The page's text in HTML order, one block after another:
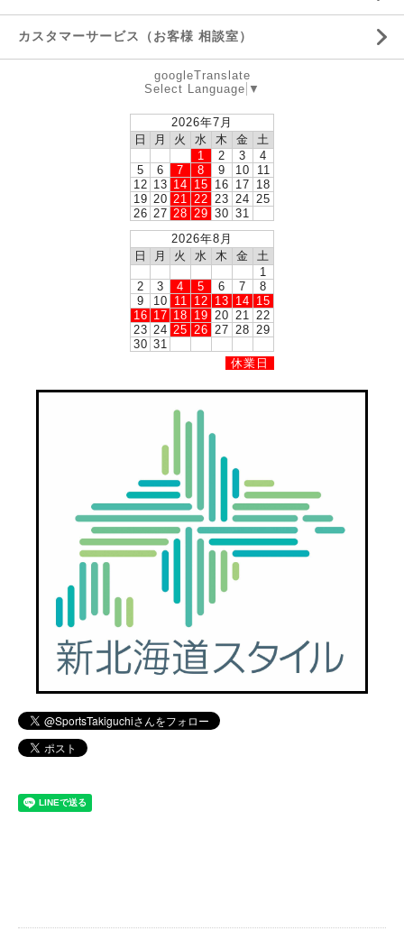
カスタマーサービス（お客様 相談室）
googleTranslate
Select Language ▼
2026年7月
日
月 火 水 木 金
土
1
2 3
4
5
6 7 8 9 10
11
12 13 14 15 16 17 18
19 20 21 22 23 24 25
26 27 28 29 30 31
2026年8月
日
月 火 水 木 金
土
1
2
3 4 5 6 7
8
9
10 11 12 13 14 15
16 17 18 19 20 21
22
23 24 25 26 27 28 29
30 31
休業日